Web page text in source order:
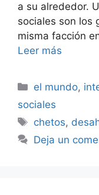
a su alrededor.
sociales son los
misma facción
Leer más
Categorías
el mundo,
sociales
Etiquetas
chetos,
Deja un